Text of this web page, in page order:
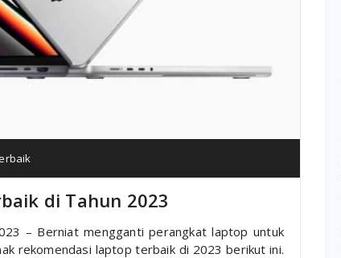
di Tahun 2023
– Berniat mengganti perangkat laptop untuk
rekomendasi laptop terbaik di 2023 berikut ini.